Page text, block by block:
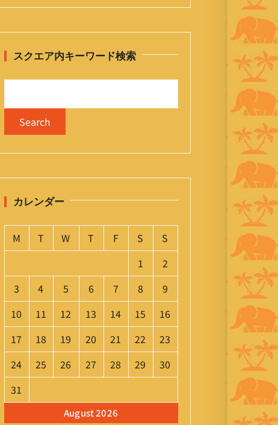
スクエア内キーワード検索
カレンダー
August 2026
M T W T F S
S
1
2
3
4 5 6 7 8
9
10
11 12 13 14 15
16
17
18 19 20 21 22
23
24
25 26 27 28 29
30
31